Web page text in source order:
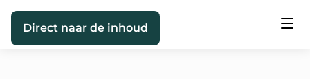
Direct naar de inhoud